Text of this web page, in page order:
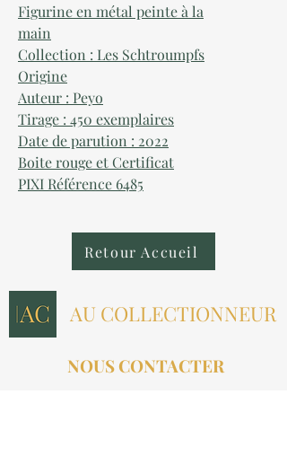
Figurine en métal peinte à la
main
Collection : Les Schtroumpfs
Origine
Auteur : Peyo
Tirage : 450 exemplaires
Date de parution : 2022
Boite rouge et Certificat
PIXI Référence 6485
Retour Accueil
AU COLLECTIONNEUR
NOUS CONTACTER